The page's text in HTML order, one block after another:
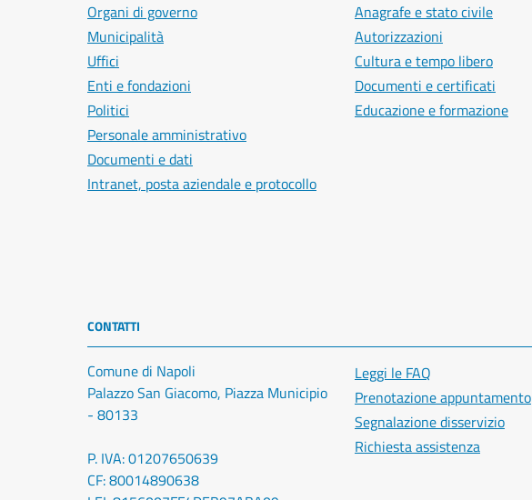
Organi di governo
Municipalità
Uffici
Enti e fondazioni
Politici
Personale amministrativo
Documenti e dati
Intranet, posta aziendale e protocollo
Anagrafe e stato civile
Autorizzazioni
Cultura e tempo libero
Documenti e certificati
Educazione e formazione
CONTATTI
Comune di Napoli
Palazzo San Giacomo, Piazza Municipio
- 80133
P. IVA: 01207650639
CF: 80014890638
Leggi le FAQ
Prenotazione appuntamento
Segnalazione disservizio
Richiesta assistenza